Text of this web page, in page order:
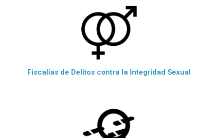
Fiscalías de Delitos contra la Integridad Sexual